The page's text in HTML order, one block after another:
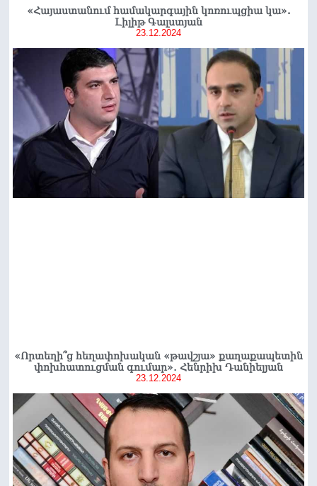
«Հայաստանում համակարգային կոռուպցիա կա».
Լիլիթ Գալստյան
23.12.2024
«Որտեղի՞ց հեղափոխական «թավշյա» քաղաքապետին
փոխհատուցման գումար»․ Հենրիխ Դանիելյան
23.12.2024